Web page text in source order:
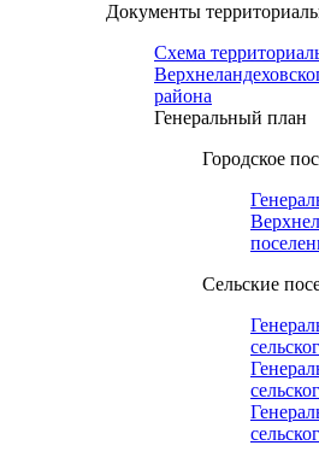
Документы
Схема
района
Генеральный план
Городское
Сельские